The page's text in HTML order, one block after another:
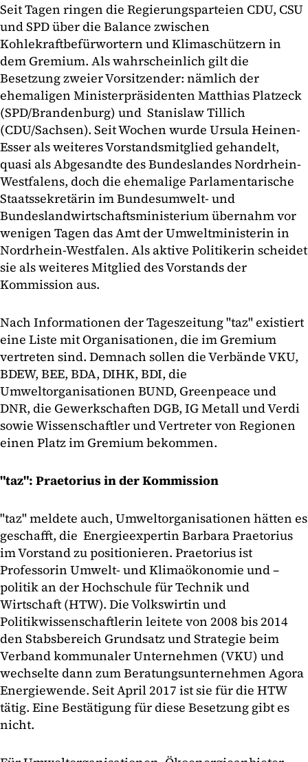
Seit Tagen ringen die Regierungsparteien CDU, CSU
und SPD über die Balance zwischen
Kohlekraftbefürwortern und Klimaschützern in
dem Gremium. Als wahrscheinlich gilt die
Besetzung zweier Vorsitzender: nämlich der
ehemaligen Ministerpräsidenten Matthias Platzeck
(SPD/Brandenburg) und Stanislaw Tillich
(CDU/Sachsen). Seit Wochen wurde Ursula Heinen-
Esser als weiteres Vorstandsmitglied gehandelt,
quasi als Abgesandte des Bundeslandes Nordrhein-
Westfalens, doch die ehemalige Parlamentarische
Staatssekretärin im Bundesumwelt- und
Bundeslandwirtschaftsministerium übernahm vor
wenigen Tagen das Amt der Umweltministerin in
Nordrhein-Westfalen. Als aktive Politikerin scheidet
sie als weiteres Mitglied des Vorstands der
Kommission aus.
Nach Informationen der Tageszeitung "taz" existiert
eine Liste mit Organisationen, die im Gremium
vertreten sind. Demnach sollen die Verbände VKU,
BDEW, BEE, BDA, DIHK, BDI, die
Umweltorganisationen BUND, Greenpeace und
DNR, die Gewerkschaften DGB, IG Metall und Verdi
sowie Wissenschaftler und Vertreter von Regionen
einen Platz im Gremium bekommen.
"taz": Praetorius in der Kommission
"taz" meldete auch, Umweltorganisationen hätten es
geschafft, die Energieexpertin Barbara Praetorius
im Vorstand zu positionieren. Praetorius ist
Professorin Umwelt- und Klimaökonomie und –
politik an der Hochschule für Technik und
Wirtschaft (HTW). Die Volkswirtin und
Politikwissenschaftlerin leitete von 2008 bis 2014
den Stabsbereich Grundsatz und Strategie beim
Verband kommunaler Unternehmen (VKU) und
wechselte dann zum Beratungsunternehmen Agora
Energiewende. Seit April 2017 ist sie für die HTW
tätig. Eine Bestätigung für diese Besetzung gibt es
nicht.